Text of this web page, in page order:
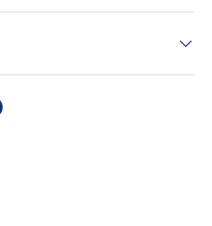
Facebook
no Pinterest